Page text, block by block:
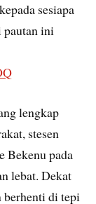
sesiapa
ini
lengkap
stesen
Bekenu pada
lebat. Dekat
berhenti di tepi